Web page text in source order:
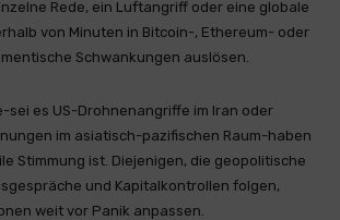
Rede, ein Luftangriff oder eine globale
von Minuten in Bitcoin-, Ethereum- oder
Schwankungen auslösen.
sei es US-Drohnenangriffe im Iran oder
im asiatisch-pazifischen Raum-haben
Stimmung ist. Diejenigen, die geopolitische
und Kapitalkontrollen folgen,
weit vor Panik anpassen.